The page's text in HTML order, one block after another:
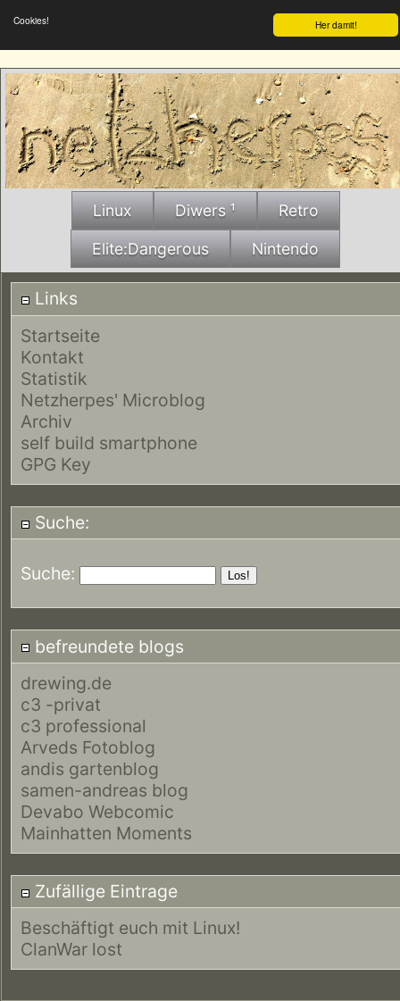
Her damit!
Cookies!
Linux Diwers ¹ Retro
Elite:Dangerous Nintendo
Links
Startseite
Kontakt
Statistik
Netzherpes' Microblog
Archiv
self build smartphone
GPG Key
Suche:
Suche:
befreundete blogs
drewing.de
c3 -privat
c3 professional
Arveds Fotoblog
andis gartenblog
samen-andreas blog
Devabo Webcomic
Mainhatten Moments
Zufällige Eintrage
Beschäftigt euch mit Linux!
ClanWar lost